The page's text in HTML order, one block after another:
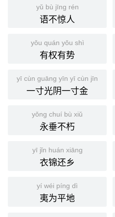
yǔ bù jīng rén
语不惊人
yǒu quán yǒu shì
有权有势
yī cùn guāng yīn yī cùn jīn
一寸光阴一寸金
yǒng chuí bù xiǔ
永垂不朽
yī jǐn huán xiāng
衣锦还乡
yí wéi píng dì
夷为平地